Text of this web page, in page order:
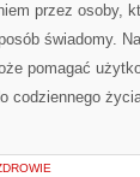
przez osoby,
świadomy.
pomagać
codziennego